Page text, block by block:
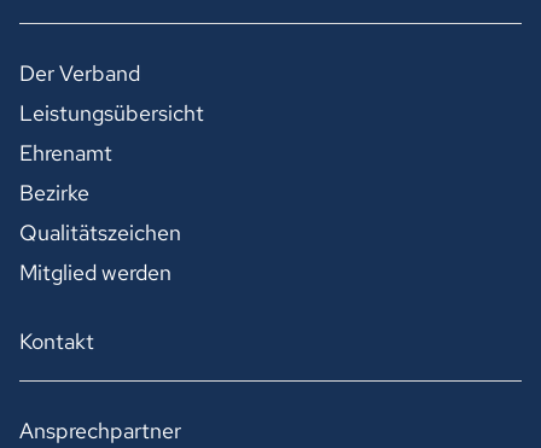
Der Verband
Leistungsübersicht
Ehrenamt
Bezirke
Qualitätszeichen
Mitglied werden
Kontakt
Ansprechpartner